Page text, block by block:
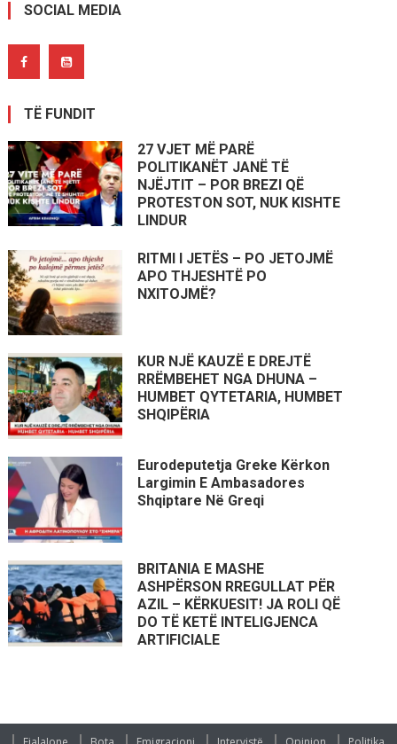
SOCIAL MEDIA
TË FUNDIT
27 VJET MË PARË
POLITIKANËT JANË TË
NJËJTIT – POR BREZI QË
PROTESTON SOT, NUK KISHTE
LINDUR
RITMI I JETËS – PO JETOJMË
APO THJESHTË PO
NXITOJMË?
KUR NJË KAUZË E DREJTË
RRËMBEHET NGA DHUNA –
HUMBET QYTETARIA, HUMBET
SHQIPËRIA
Eurodeputetja Greke Kërkon
Largimin E Ambasadores
Shqiptare Në Greqi
BRITANIA E MASHE
ASHPËRSON RREGULLAT PËR
AZIL – KËRKUESIT! JA ROLI QË
DO TË KETË INTELIGJENCA
ARTIFICIALE